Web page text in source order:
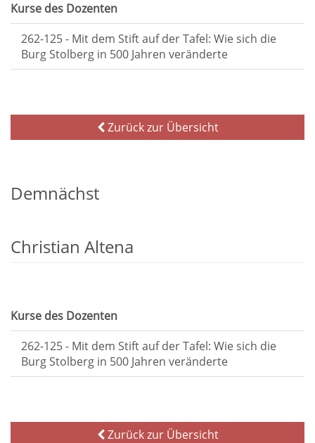
Kurse des Dozenten
262-125 - Mit dem Stift auf der Tafel: Wie sich die
Burg Stolberg in 500 Jahren veränderte
Zurück zur Übersicht
Demnächst
Christian Altena
Kurse des Dozenten
262-125 - Mit dem Stift auf der Tafel: Wie sich die
Burg Stolberg in 500 Jahren veränderte
Zurück zur Übersicht